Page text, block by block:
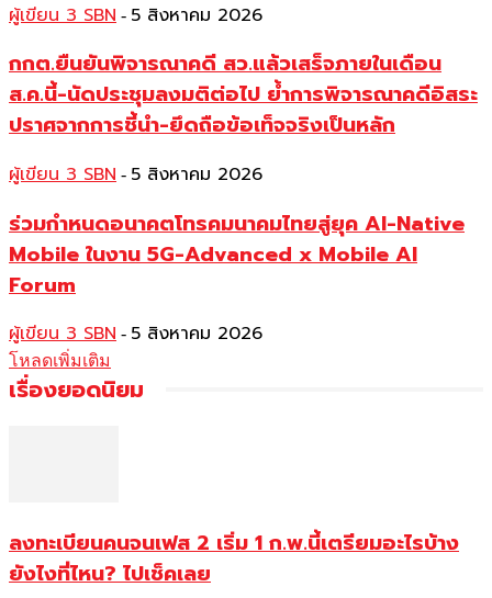
ผู้เขียน 3 SBN - 5 สิงหาคม 2026
กกต.ยืนยันพิจารณาคดี สว.แล้วเสร็จภายในเดือน
ส.ค.นี้-นัดประชุมลงมติต่อไป ย้ำการพิจารณาคดีอิสระ
ปราศจากการชี้นำ-ยึดถือข้อเท็จจริงเป็นหลัก
ผู้เขียน 3 SBN - 5 สิงหาคม 2026
ร่วมกำหนดอนาคตโทรคมนาคมไทยสู่ยุค AI-Native
Mobile ในงาน 5G-Advanced x Mobile AI
Forum
ผู้เขียน 3 SBN - 5 สิงหาคม 2026
โหลดเพิ่มเติม
เรื่องยอดนิยม
ลงทะเบียนคนจนเฟส 2 เริ่ม 1 ก.พ.นี้เตรียมอะไรบ้าง
ยังไงที่ไหน? ไปเช็คเลย